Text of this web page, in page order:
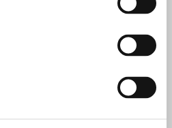
pelerin necunoscut isi